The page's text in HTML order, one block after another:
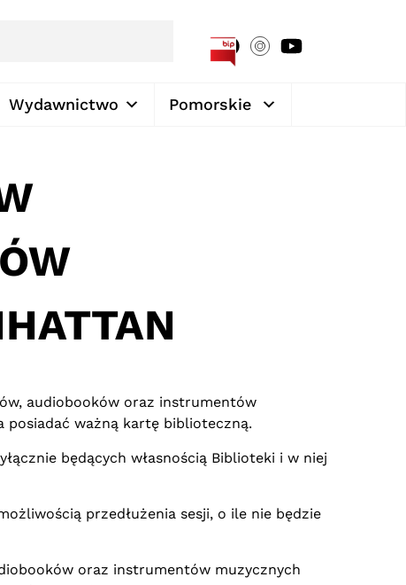
Wydawnictwo Pomorskie
audiobooków oraz instrumentów
ważną kartę biblioteczną.
będących własnością Biblioteki i w niej
przedłużenia sesji, o ile nie będzie
oraz instrumentów muzycznych